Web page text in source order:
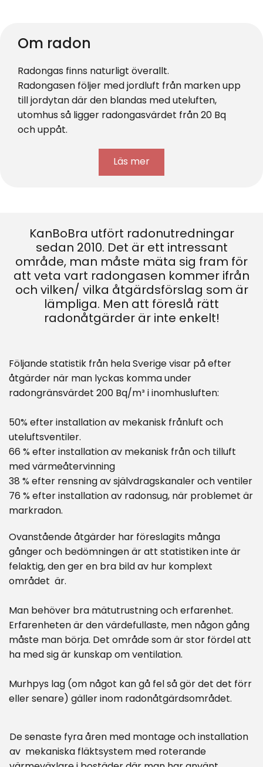
Om radon
Radongas finns naturligt överallt.
Radongasen följer med jordluft från marken upp
till jordytan där den blandas med uteluften,
utomhus så ligger radongasvärdet från 20 Bq
och uppåt.
Läs mer
KanBoBra utfört radonutredningar
sedan 2010. Det är ett intressant
område, man måste mäta sig fram för
att veta vart radongasen kommer ifrån
och vilken/ vilka åtgärdsförslag som är
lämpliga. Men att föreslå rätt
radonåtgärder är inte enkelt!
Följande statistik från hela Sverige visar på efter
åtgärder när man lyckas komma under
radongränsvärdet 200 Bq/m³ i inomhusluften:
50% efter installation av mekanisk frånluft och
uteluftsventiler.
66 % efter installation av mekanisk från och tilluft
med värmeåtervinning
38 % efter rensning av självdragskanaler och ventiler
76 % efter installation av radonsug, när problemet är
markradon.
Ovanstående åtgärder har föreslagits många
gånger och bedömningen är att statistiken inte är
felaktig, den ger en bra bild av hur komplext
området är.
Man behöver bra mätutrustning och erfarenhet.
Erfarenheten är den värdefullaste, men någon gång
måste man börja. Det område som är stor fördel att
ha med sig är kunskap om ventilation.
Murhpys lag (om något kan gå fel så gör det det förr
eller senare) gäller inom radonåtgärdsområdet.
De senaste fyra åren med montage och installation
av mekaniska fläktsystem med roterande